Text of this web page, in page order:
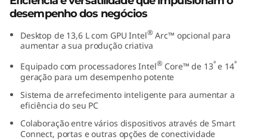
n
e
desempenho dos negócios
Desktop de 13,6 L com GPU Intel® Arc™ opcional para
aumentar a sua produção criativa
Equipado com processadores Intel® Core™ de 13ªe 14ª
geração para um desempenho potente
Sistema de arrefecimento inteligente para aumentar a
eficiência do seu PC
Colaboração entre vários dispositivos através de Smart
Connect, portas e outras opções de conectividade